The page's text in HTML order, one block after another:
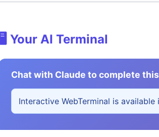
🖥️ Your AI Terminal
Chat with Claude to complete
Interactive WebTerminal is